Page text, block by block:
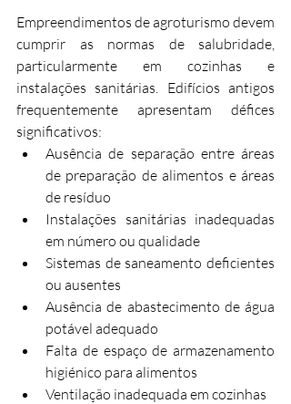
Empreendimentos de agroturismo devem
cumprir as normas de salubridade,
particularmente em cozinhas e
instalações sanitárias. Edifícios antigos
frequentemente apresentam défices
significativos:
Ausência de separação entre áreas
de preparação de alimentos e áreas
de resíduo
Instalações sanitárias inadequadas
em número ou qualidade
Sistemas de saneamento deficientes
ou ausentes
Ausência de abastecimento de água
potável adequado
Falta de espaço de armazenamento
higiénico para alimentos
Ventilação inadequada em cozinhas